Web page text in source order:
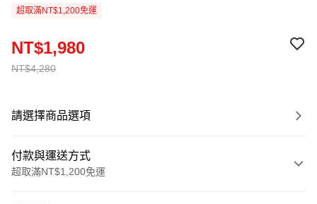
超取滿NT$1,200免運
NT$4,280
NT$1,980
請選擇商品選項
付款與運送方式
超取滿NT$1,200免運